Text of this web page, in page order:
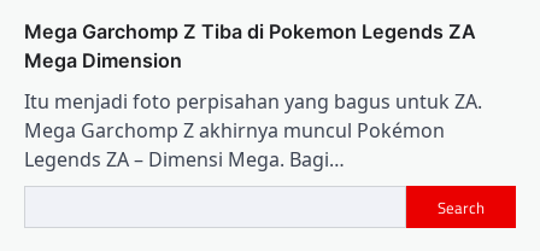
Mega Garchomp Z Tiba di Pokemon Legends ZA
Mega Dimension
Itu menjadi foto perpisahan yang bagus untuk ZA.
Mega Garchomp Z akhirnya muncul Pokémon
Legends ZA – Dimensi Mega. Bagi…
Search